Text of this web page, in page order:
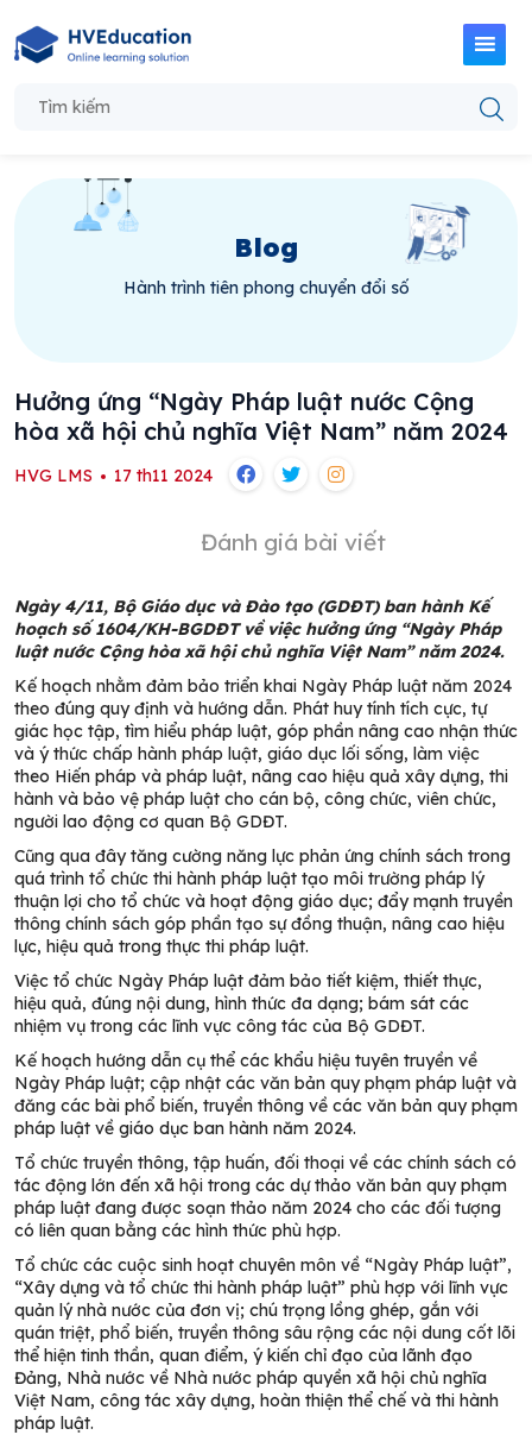
Blog
Hành trình tiên phong chuyển đổi số
Hưởng ứng “Ngày Pháp luật nước Cộng
hòa xã hội chủ nghĩa Việt Nam” năm 2024
HVG LMS 17 th11 2024
Đánh giá bài viết
Ngày 4/11, Bộ Giáo dục và Đào tạo (GDĐT) ban hành Kế
hoạch số 1604/KH-BGDĐT về việc hưởng ứng “Ngày Pháp
luật nước Cộng hòa xã hội chủ nghĩa Việt Nam” năm 2024.
Kế hoạch nhằm đảm bảo triển khai Ngày Pháp luật năm 2024
theo đúng quy định và hướng dẫn. Phát huy tính tích cực, tự
giác học tập, tìm hiểu pháp luật, góp phần nâng cao nhận thức
và ý thức chấp hành pháp luật, giáo dục lối sống, làm việc
theo Hiến pháp và pháp luật, nâng cao hiệu quả xây dựng, thi
hành và bảo vệ pháp luật cho cán bộ, công chức, viên chức,
người lao động cơ quan Bộ GDĐT.
Cũng qua đây tăng cường năng lực phản ứng chính sách trong
quá trình tổ chức thi hành pháp luật tạo môi trường pháp lý
thuận lợi cho tổ chức và hoạt động giáo dục; đẩy mạnh truyền
thông chính sách góp phần tạo sự đồng thuận, nâng cao hiệu
lực, hiệu quả trong thực thi pháp luật.
Việc tổ chức Ngày Pháp luật đảm bảo tiết kiệm, thiết thực,
hiệu quả, đúng nội dung, hình thức đa dạng; bám sát các
nhiệm vụ trong các lĩnh vực công tác của Bộ GDĐT.
Kế hoạch hướng dẫn cụ thể các khẩu hiệu tuyên truyền về
Ngày Pháp luật; cập nhật các văn bản quy phạm pháp luật và
đăng các bài phổ biến, truyền thông về các văn bản quy phạm
pháp luật về giáo dục ban hành năm 2024.
Tổ chức truyền thông, tập huấn, đối thoại về các chính sách có
tác động lớn đến xã hội trong các dự thảo văn bản quy phạm
pháp luật đang được soạn thảo năm 2024 cho các đối tượng
có liên quan bằng các hình thức phù hợp.
Tổ chức các cuộc sinh hoạt chuyên môn về “Ngày Pháp luật”,
“Xây dựng và tổ chức thi hành pháp luật” phù hợp với lĩnh vực
quản lý nhà nước của đơn vị; chú trọng lồng ghép, gắn với
quán triệt, phổ biến, truyền thông sâu rộng các nội dung cốt lõi
thể hiện tinh thần, quan điểm, ý kiến chỉ đạo của lãnh đạo
Đảng, Nhà nước về Nhà nước pháp quyền xã hội chủ nghĩa
Việt Nam, công tác xây dựng, hoàn thiện thể chế và thi hành
pháp luật.